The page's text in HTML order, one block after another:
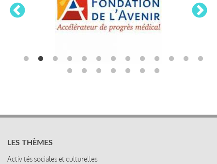
LES THÈMES
Activités sociales et culturelles